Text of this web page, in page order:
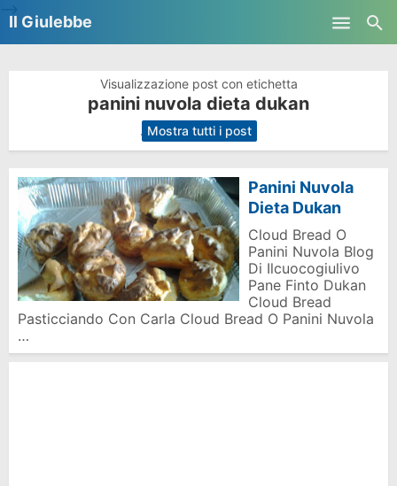
Il Giulebbe
Visualizzazione post con etichetta
panini nuvola dieta dukan
. Mostra tutti i post
Panini Nuvola
Dieta Dukan
Cloud Bread O
Panini Nuvola Blog
Di Ilcuocogiulivo
Pane Finto Dukan
Cloud Bread
Pasticciando Con Carla Cloud Bread O Panini Nuvola
…